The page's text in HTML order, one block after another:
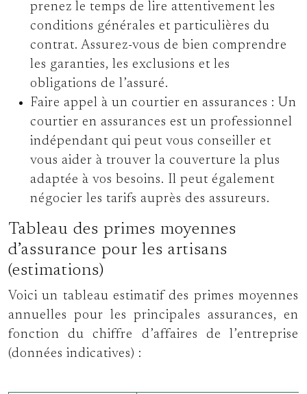
prenez le temps de lire attentivement les
conditions générales et particulières du
contrat. Assurez-vous de bien comprendre
les garanties, les exclusions et les
obligations de l’assuré.
Faire appel à un courtier en assurances : Un
courtier en assurances est un professionnel
indépendant qui peut vous conseiller et
vous aider à trouver la couverture la plus
adaptée à vos besoins. Il peut également
négocier les tarifs auprès des assureurs.
Tableau des primes moyennes
d’assurance pour les artisans
(estimations)
Voici un tableau estimatif des primes moyennes
annuelles pour les principales assurances, en
fonction du chiffre d’affaires de l’entreprise
(données indicatives) :